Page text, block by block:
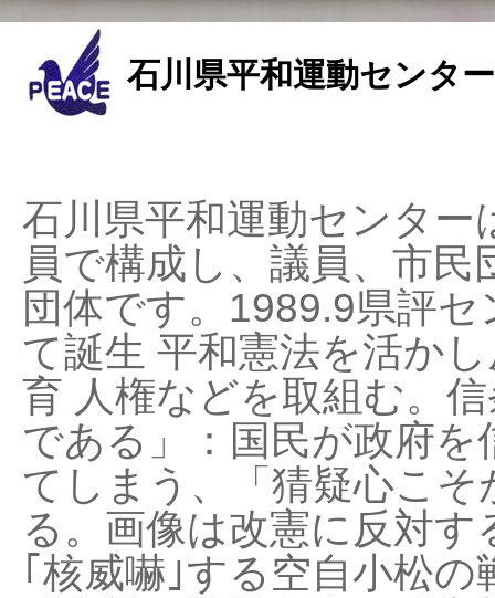
石川県平和運動センタ
石川県平和運動センタ
員で構成し、議員、市
団体です。1989.9県評
て誕生 平和憲法を活か
育 人権などを取組む。
である」：国民が政府
てしまう、「猜疑心こ
る。画像は改憲に反対
｢核威嚇｣する空自小松